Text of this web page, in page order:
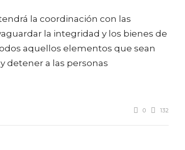
la coordinación con las
la integridad y los bienes de
aquellos elementos que sean
detener a las personas
0 132